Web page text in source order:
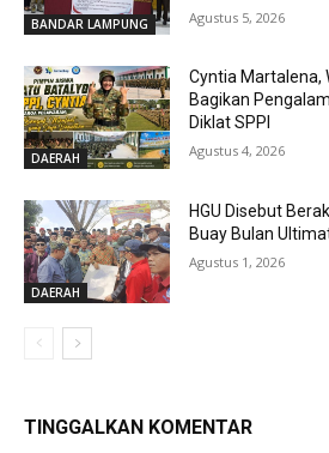
BANDAR LAMPUNG Agustus 5, 2026
DAERAH
Cyntia Martalena,
Bagikan
Diklat SPPI
Agustus 4, 2026
DAERAH
HGU Disebut
Buay Bulan
Agustus 1, 2026
TINGGALKAN KOMENTAR